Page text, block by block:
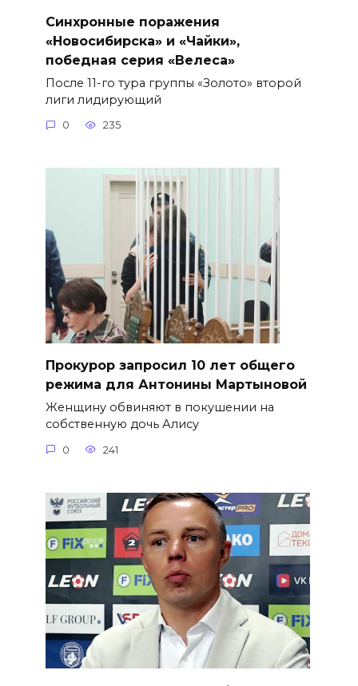
Синхронные поражения
«Новосибирска» и «Чайки»,
победная серия «Велеса»
После 11-го тура группы «Золото» второй
лиги лидирующий
0 235
​Прокурор запросил 10 лет общего
режима для Антонины Мартыновой
Женщину обвиняют в покушении на
собственную дочь Алису
0 241